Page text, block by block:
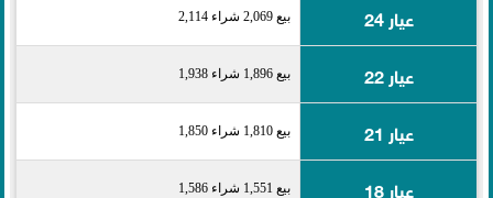
عيار 24
بيع 2,069 شراء 2,114
عيار 22 بيع 1,896 شراء 1,938
عيار 21 بيع 1,810 شراء 1,850
عيار 18 بيع 1,551 شراء 1,586